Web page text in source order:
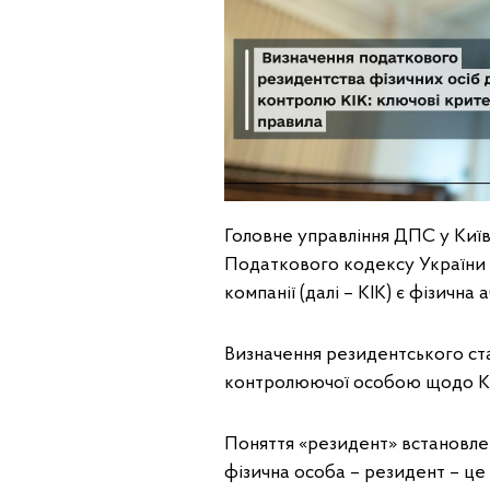
Головне управління ДПС у
Податкового кодексу
компанії (далі – КІК) є
Визначення резидентського
контролюючої особою щодо
Поняття «резидент»
фізична особа – резидент – це